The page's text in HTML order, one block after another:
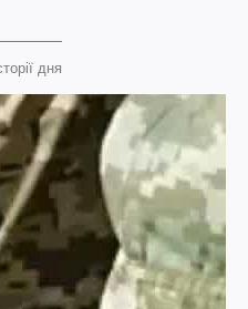
дня